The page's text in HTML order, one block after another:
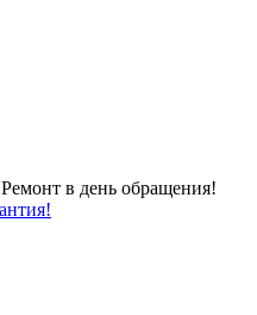
Ремонт в день обращения!